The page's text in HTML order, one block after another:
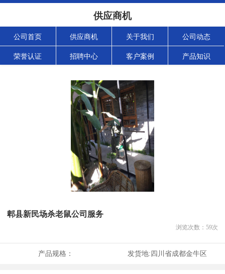
供应商机
公司首页 供应商机 关于我们 公司动态
荣誉认证 招聘中心 客户案例 产品知识
郫县新民场杀老鼠公司服务
浏览次数： 59次
产品规格： 发货地:四川省成都金牛区